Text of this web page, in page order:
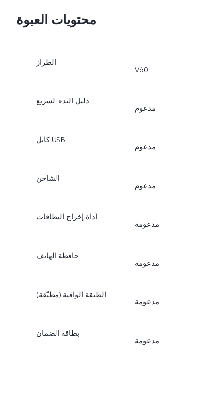
محتويات العبوة
الطراز
V60
دليل البدء السريع
مدعوم
كابل USB
مدعوم
الشاحن
مدعوم
أداة إخراج البطاقات
مدعومة
حافظة الهاتف
مدعومة
الطبقة الواقية (مطبّقة)
مدعومة
بطاقة الضمان
مدعومة